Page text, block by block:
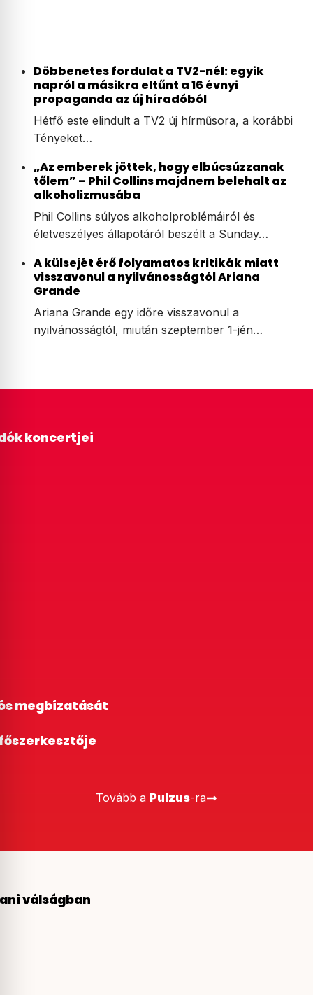
Döbbenetes fordulat a TV2-nél: egyik
napról a másikra eltűnt a 16 évnyi
propaganda az új híradóból
Hétfő este elindult a TV2 új hírműsora, a korábbi
Tényeket…
„Az emberek jöttek, hogy elbúcsúzzanak
tőlem” – Phil Collins majdnem belehalt az
alkoholizmusába
Phil Collins súlyos alkoholproblémáiról és
életveszélyes állapotáról beszélt a Sunday…
A külsejét érő folyamatos kritikák miatt
visszavonul a nyilvánosságtól Ariana
Grande
Ariana Grande egy időre visszavonul a
nyilvánosságtól, miután szeptember 1-jén…
koncertjei
megbízatását
Tovább a Pulzus-ra
válságban